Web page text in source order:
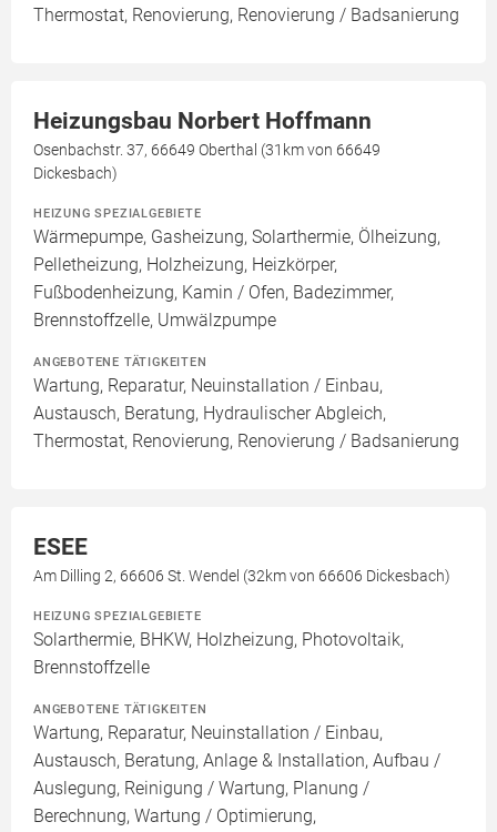
Thermostat, Renovierung, Renovierung / Badsanierung
Heizungsbau Norbert Hoffmann
Osenbachstr. 37, 66649 Oberthal (31km von 66649
Dickesbach)
HEIZUNG SPEZIALGEBIETE
Wärmepumpe, Gasheizung, Solarthermie, Ölheizung,
Pelletheizung, Holzheizung, Heizkörper,
Fußbodenheizung, Kamin / Ofen, Badezimmer,
Brennstoffzelle, Umwälzpumpe
ANGEBOTENE TÄTIGKEITEN
Wartung, Reparatur, Neuinstallation / Einbau,
Austausch, Beratung, Hydraulischer Abgleich,
Thermostat, Renovierung, Renovierung / Badsanierung
ESEE
Am Dilling 2, 66606 St. Wendel (32km von 66606 Dickesbach)
HEIZUNG SPEZIALGEBIETE
Solarthermie, BHKW, Holzheizung, Photovoltaik,
Brennstoffzelle
ANGEBOTENE TÄTIGKEITEN
Wartung, Reparatur, Neuinstallation / Einbau,
Austausch, Beratung, Anlage & Installation, Aufbau /
Auslegung, Reinigung / Wartung, Planung /
Berechnung, Wartung / Optimierung,